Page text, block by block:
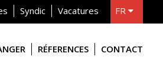
Syndic Vacatures
FR
RÉFERENCES CONTACT